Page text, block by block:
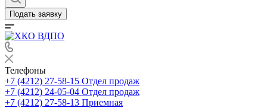
Подать заявку
Телефоны
+7 (4212) 27-58-15 Отдел продаж
+7 (4212) 24-05-04 Отдел продаж
+7 (4212) 27-58-13 Приемная